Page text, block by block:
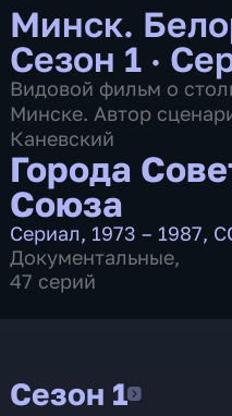
Минск.
Сезон 1 ·
Видовой фильм о
Минске. Автор
Каневский
Города
Союза
Сериал, 1973 – 1987,
Документальные,
47 серий
Сезон 1Сезон 1